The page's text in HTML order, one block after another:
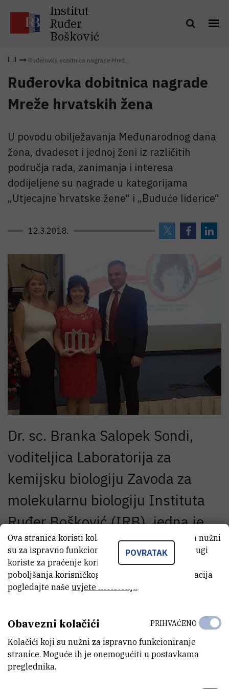
Institut
Ruđer
Bošković
Ruđerovka dobitnica nagrade Mrež...
Ruđerovka dobitnica nagrade
Mreže hrvatskih žena
U povodu obilježavanja Međunarodnog dana
žena, dvadeset i jednoj ženi iz različitih
područja rada, zanimanja i interesa
dodijeljene su nagrade u kategorijama
„Utjecajne hrvatske žene“ i „Buduće liderice“
12.3.2018.
Dr. sc. Branka Salopek Sondi,
voditeljica Laboratorija za
kemijsku biologiju Zavoda za
molekularnu biologiju Instituta
Ruđer Bošković (IRB), jedna je
od ovogodišnjih dobitnica
nagrade u kategoriji „Utjecajne
hrvatske žene“ koju joj je za
hrvatskih žena / Croatian
Women's Network (MHŽ / CWN).
POVRATAK
Ova stranica koristi kolačiće. Neki od tih kolačića nužni
su za ispravno funkcioniranje stranice, dok se drugi
koriste za praćenje korištenja stranice radi
poboljšanja korisničkog iskustva. Za više informacija
pogledajte naše uvjete korištenja.
Obavezni kolačići
Kolačići koji su nužni za ispravno funkcioniranje
stranice. Moguće ih je onemogućiti u postavkama
preglednika.
PRIHVAĆENO